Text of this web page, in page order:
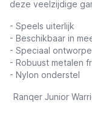
deze veelzijdige
- Speels uiterlijk
- Beschikbaar in
- Speciaal
- Robuust metalen
- Nylon onderstel
Ranqer Junior